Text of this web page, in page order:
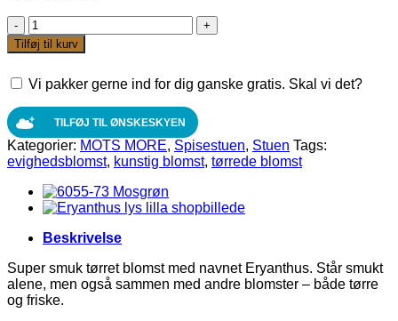
Tørret
blomst
eryanthus
rosa
MOTS
MORE
antal
Tilføj til kurv
Vi pakker gerne ind for dig ganske gratis. Skal vi det?
TILFØJ TIL ØNSKESKYEN
Kategorier: MOTS MORE, Spisestuen, Stuen Tags:
evighedsblomst, kunstig blomst, tørrede blomst
Beskrivelse
Super smuk tørret blomst med navnet Eryanthus. Står smukt
alene, men også sammen med andre blomster – både tørre
og friske.